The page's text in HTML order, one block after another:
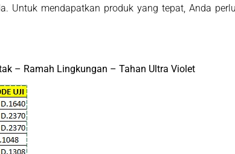
Untuk mendapatkan produk yang tepat, Anda
– Ramah Lingkungan – Tahan Ultra Violet